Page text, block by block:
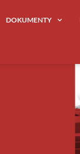
DOKUMENTY